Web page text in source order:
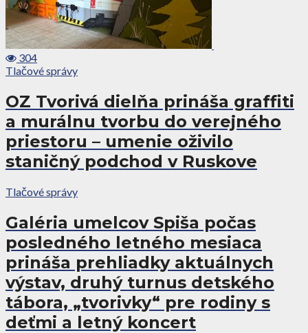
304
Tlačové správy
OZ Tvorivá dielňa prináša graffiti
a murálnu tvorbu do verejného
priestoru – umenie oživilo
staničný podchod v Ruskove
Tlačové správy
Galéria umelcov Spiša počas
posledného letného mesiaca
prináša prehliadky aktuálnych
výstav, druhý turnus detského
tábora, „tvorivky“ pre rodiny s
deťmi a letný koncert